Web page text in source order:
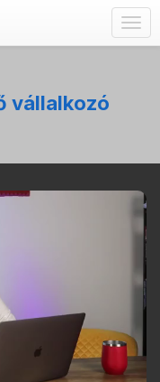
vállalkozó